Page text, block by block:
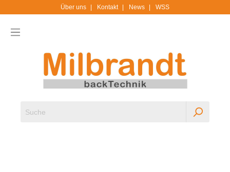
Über uns Kontakt News WSS